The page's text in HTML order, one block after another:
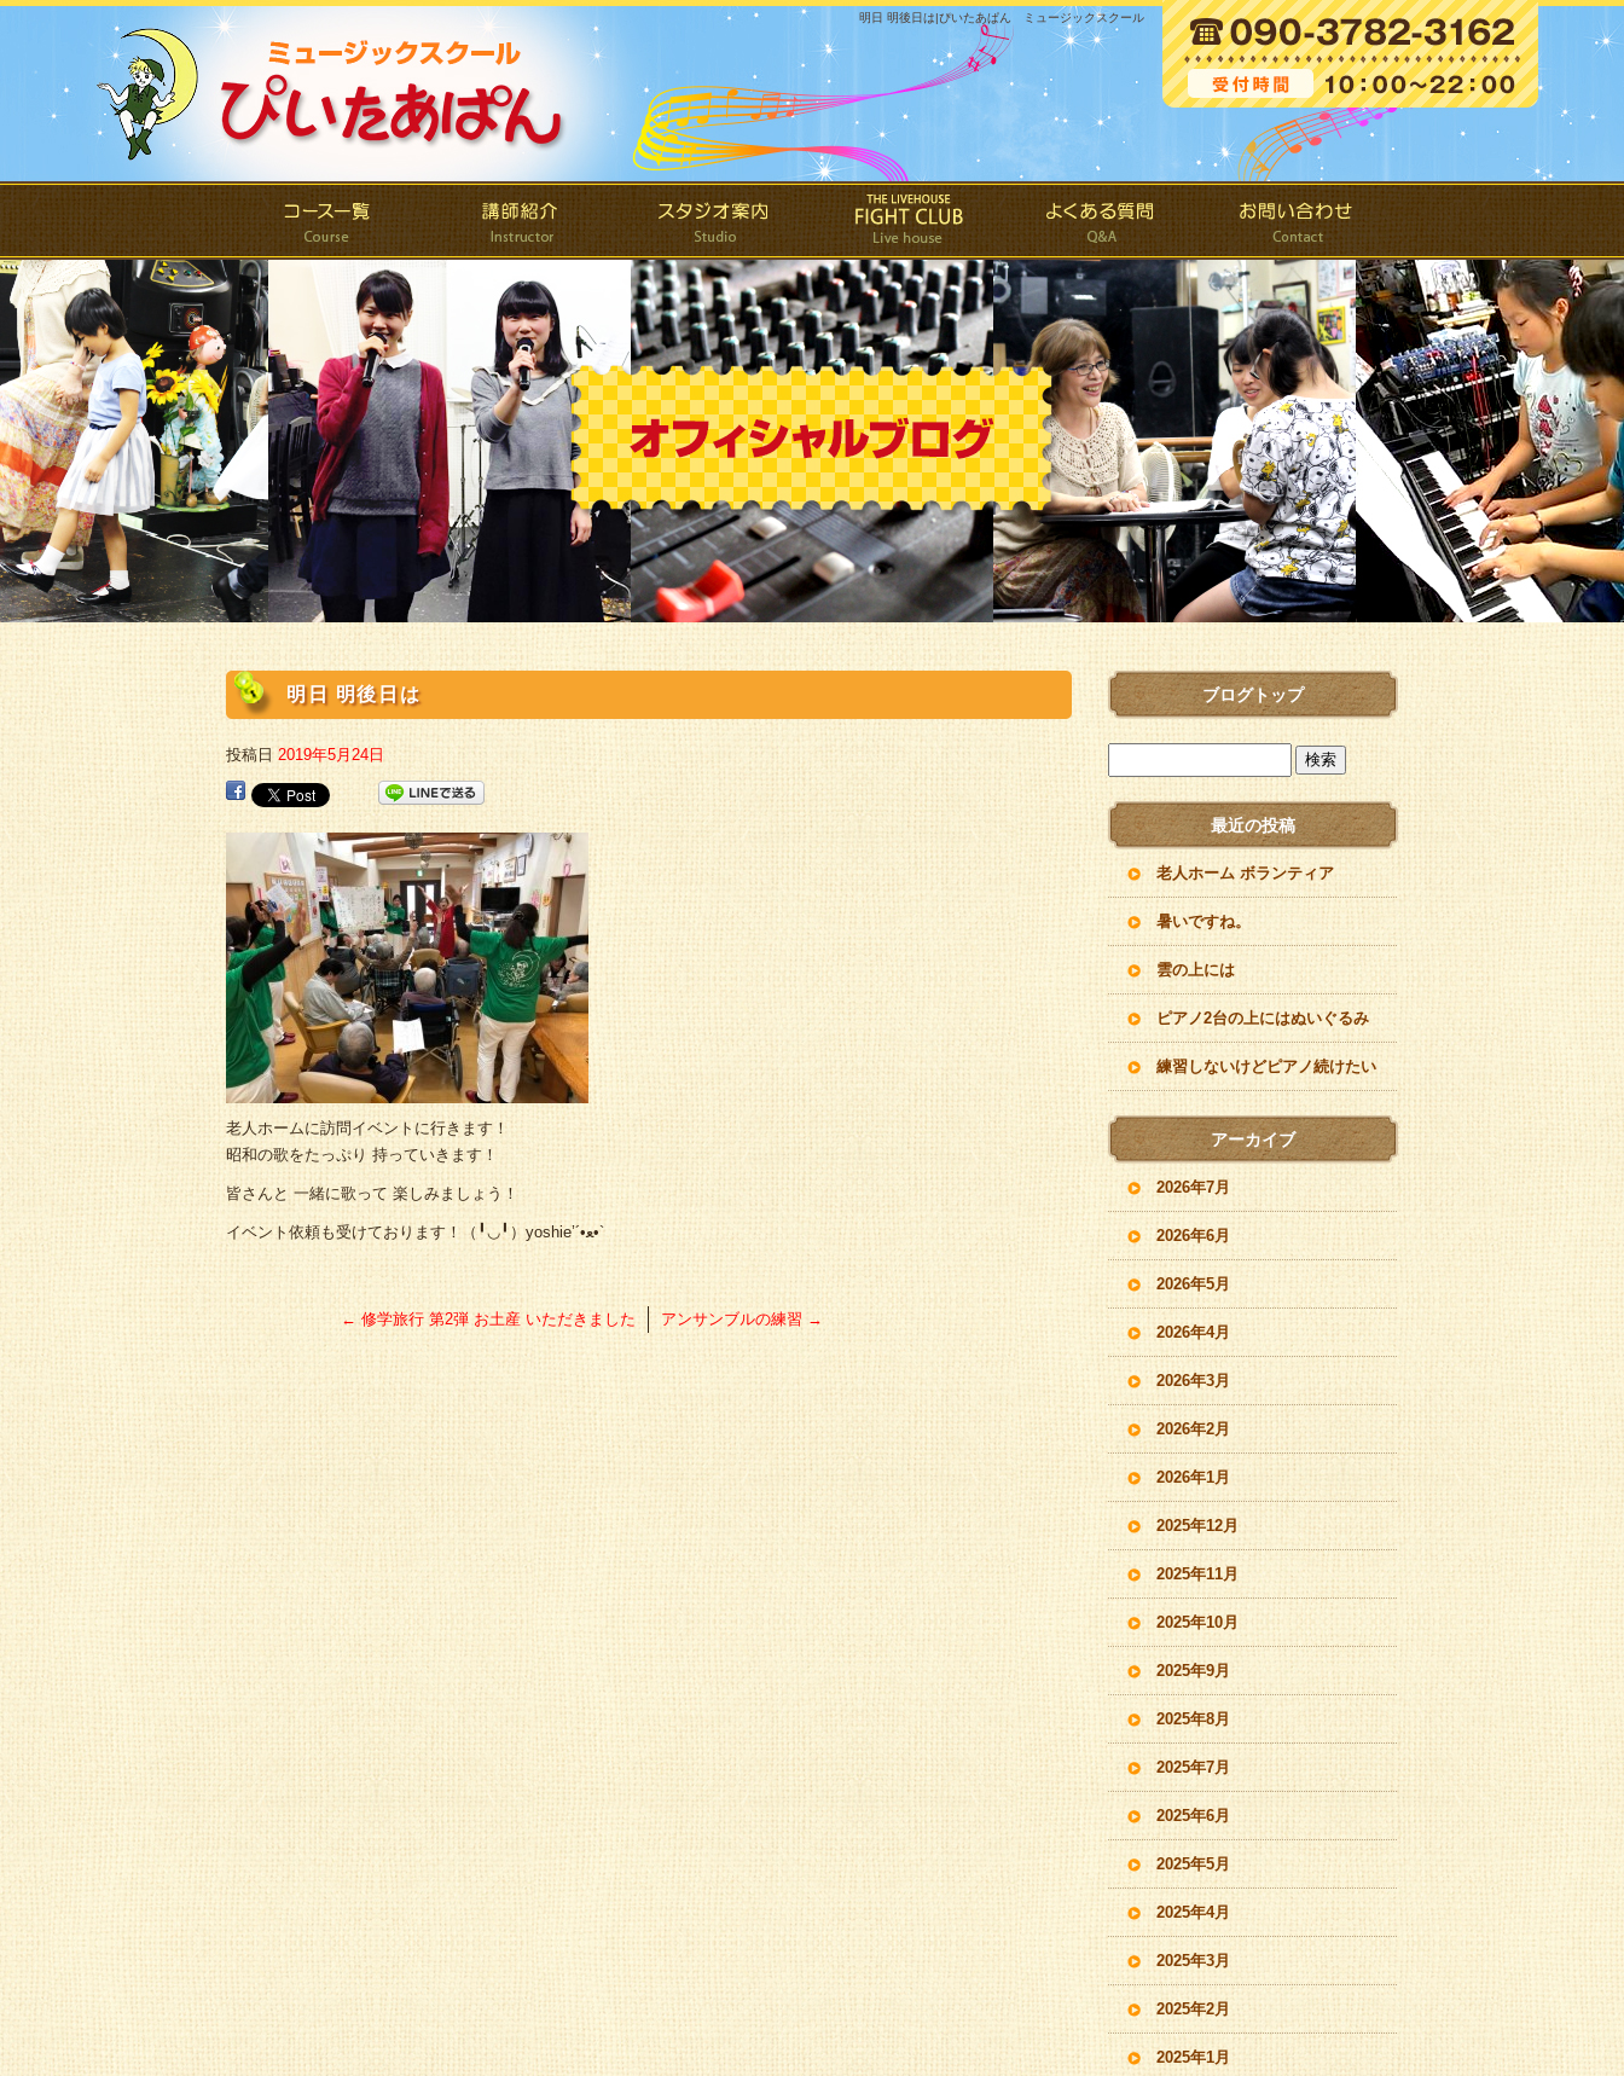
明日 明後日は|ぴいたあぱん ミュージックスクール
明日 明後日は
投稿日 2019年5月24日
老人ホームに訪問イベントに行きます！
昭和の歌をたっぷり 持っていきます！
皆さんと 一緒に歌って 楽しみましょう！
イベント依頼も受けております！（╹◡╹）yoshie’‎´•ﻌ•`
← 修学旅行 第2弾 お土産 いただきました アンサンブルの練習 →
ブログトップ
最近の投稿
老人ホーム ボランティア
暑いですね。
雲の上には
ピアノ2台の上にはぬいぐるみ
練習しないけどピアノ続けたい
アーカイブ
2026年7月
2026年6月
2026年5月
2026年4月
2026年3月
2026年2月
2026年1月
2025年12月
2025年11月
2025年10月
2025年9月
2025年8月
2025年7月
2025年6月
2025年5月
2025年4月
2025年3月
2025年2月
2025年1月